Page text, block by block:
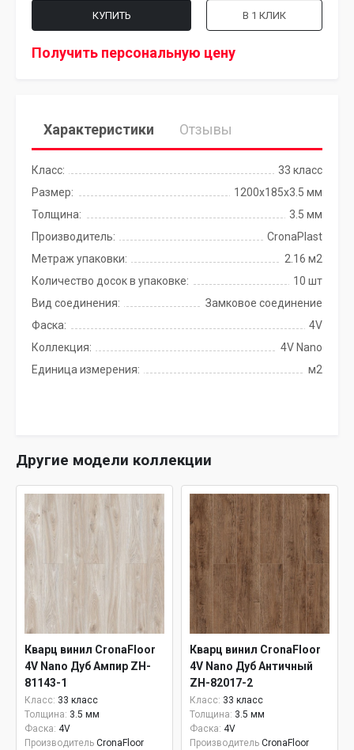
КУПИТЬ В 1 КЛИК
Получить персональную цену
Характеристики Отзывы
Класс:
33 класс
Размер:
1200х185х3.5 мм
Толщина:
3.5 мм
Производитель:
CronaPlast
Метраж упаковки:
2.16 м2
Количество досок в упаковке:
10 шт
Вид соединения:
Замковое соединение
Фаска:
4V
Коллекция:
4V Nano
Единица измерения:
м2
Другие модели коллекции
Кварц винил CronaFloor
4V Nano Дуб Ампир ZH-
81143-1
Класс: 33 класс
Толщина: 3.5 мм
Фаска: 4V
Производитель CronaFloor
Кварц винил CronaFloor
4V Nano Дуб Античный
ZH-82017-2
Класс: 33 класс
Толщина: 3.5 мм
Фаска: 4V
Производитель CronaFloor